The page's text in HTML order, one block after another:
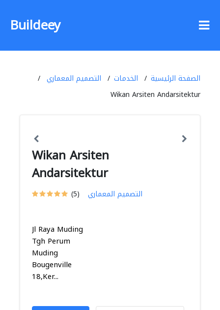
Buildeey
الصفحة الرئيسية الخدمات
التصميم المعماري
Wikan Arsiten Andarsitektur
Wikan Arsiten
Andarsitektur
(5) التصميم المعماري
Jl Raya Muding
Tgh Perum
Muding
Bougenville
18,Ker...